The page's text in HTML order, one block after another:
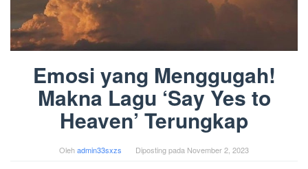
Emosi yang Menggugah!
Makna Lagu ‘Say Yes to
Heaven’ Terungkap
Olehadmin33sxzs Diposting pada November 2, 2023